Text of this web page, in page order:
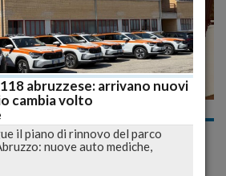
Guerra di Bikini.
- VIDEO
abruzzese: arrivano nuovi
cambia volto
il piano di rinnovo del parco
nuove auto mediche,